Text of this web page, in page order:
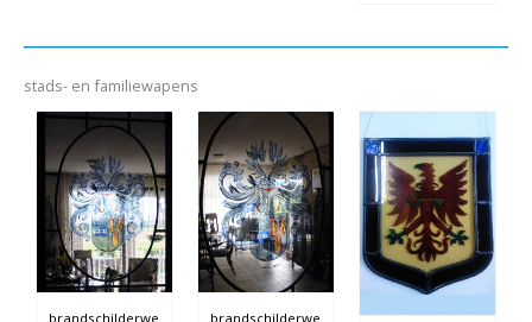
stads- en familiewapens
brandschilderwe
brandschilderwe